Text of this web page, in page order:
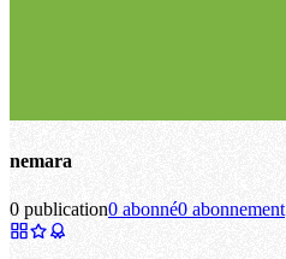
nemara
0 publication0 abonné0 abonnement